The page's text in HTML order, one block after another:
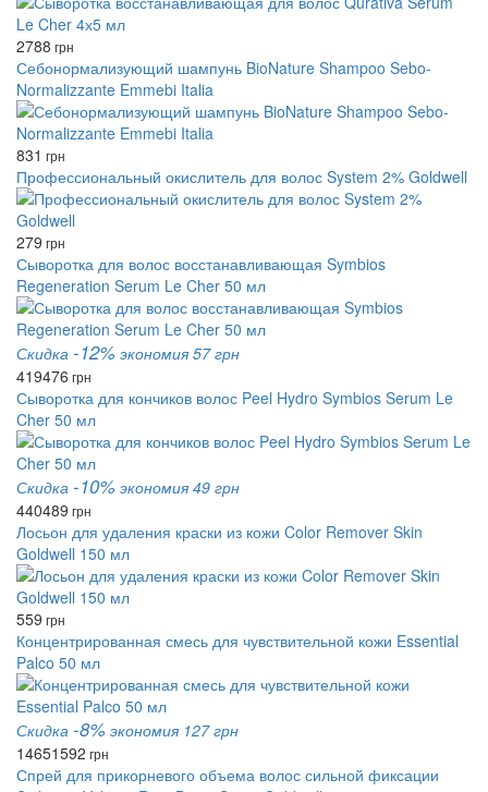
2788 грн
Себонормализующий шампунь BioNature Shampoo Sebo-
Normalizzante Emmebi Italia
831 грн
Профессиональный окислитель для волос System 2% Goldwell
279 грн
Сыворотка для волос восстанавливающая Symbios
Regeneration Serum Le Cher 50 мл
Скидка -12% экономия 57 грн
419476 грн
Сыворотка для кончиков волос Peel Hydro Symbios Serum Le
Cher 50 мл
Скидка -10% экономия 49 грн
440489 грн
Лосьон для удаления краски из кожи Color Remover Skin
Goldwell 150 мл
559 грн
Концентрированная смесь для чувствительной кожи Essential
Palco 50 мл
Скидка -8% экономия 127 грн
14651592 грн
Спрей для прикорневого объема волос сильной фиксации